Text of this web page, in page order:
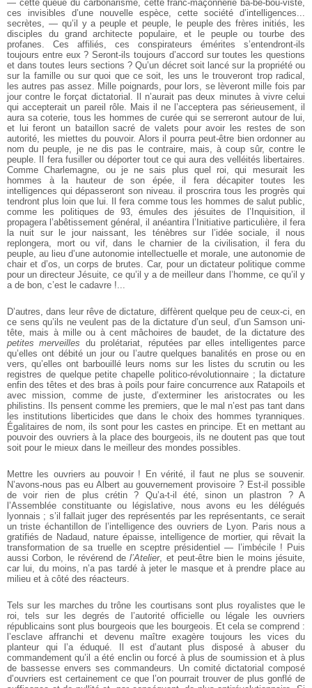
— cette queue du carbonarisme, cette franc-maçonnerie ba-bé-bou-viste,
ces invisibles d’une nouvelle espèce, cette société d’intelligences...
secrètes, — qu’il y a peuple et peuple, le peuple des frères initiés, les
disciples du grand architecte populaire, et le peuple ou tourbe des
profanes. Ces affiliés, ces conspirateurs émérites s’entendront-ils
toujours entre eux ? Seront-ils toujours d’accord sur toutes les questions
et dans toutes leurs sections ? Qu’un décret soit lancé sur la propriété ou
sur la famille ou sur quoi que ce soit, les uns le trouveront trop radical,
les autres pas assez. Mille poignards, pour lors, se lèveront mille fois par
jour contre le forçat dictatorial. Il n’aurait pas deux minutes à vivre celui
qui accepterait un pareil rôle. Mais il ne l’acceptera pas sérieusement, il
aura sa coterie, tous les hommes de curée qui se serreront autour de lui,
et lui feront un bataillon sacré de valets pour avoir les restes de son
autorité, les miettes du pouvoir. Alors il pourra peut-être bien ordonner au
nom du peuple, je ne dis pas le contraire, mais, à coup sûr, contre le
peuple. Il fera fusiller ou déporter tout ce qui aura des velléités libertaires.
Comme Charlemagne, ou je ne sais plus quel roi, qui mesurait les
hommes à la hauteur de son épée, il fera décapiter toutes les
intelligences qui dépasseront son niveau. il proscrira tous les progrès qui
tendront plus loin que lui. Il fera comme tous les hommes de salut public,
comme les politiques de 93, émules des jésuites de l’Inquisition, il
propagera l’abêtissement général, il anéantira l’Initiative particulière, il fera
la nuit sur le jour naissant, les ténèbres sur l’idée sociale, il nous
replongera, mort ou vif, dans le charnier de la civilisation, il fera du
peuple, au lieu d’une autonomie intellectuelle et morale, une autonomie de
chair et d’os, un corps de brutes. Car, pour un dictateur politique comme
pour un directeur Jésuite, ce qu’il y a de meilleur dans l’homme, ce qu’il y
a de bon, c’est le cadavre !...
D’autres, dans leur rêve de dictature, diffèrent quelque peu de ceux-ci, en
ce sens qu’ils ne veulent pas de la dictature d’un seul, d’un Samson uni-
tête, mais à mille ou à cent mâchoires de baudet, de la dictature des
petites merveilles du prolétariat, réputées par elles intelligentes parce
qu’elles ont débité un jour ou l’autre quelques banalités en prose ou en
vers, qu’elles ont barbouillé leurs noms sur les listes du scrutin ou les
registres de quelque petite chapelle politico-révolutionnaire ; la dictature
enfin des têtes et des bras à poils pour faire concurrence aux Ratapoils et
avec mission, comme de juste, d’exterminer les aristocrates ou les
philistins. Ils pensent comme les premiers, que le mal n’est pas tant dans
les institutions liberticides que dans le choix des hommes tyranniques.
Égalitaires de nom, ils sont pour les castes en principe. Et en mettant au
pouvoir des ouvriers à la place des bourgeois, ils ne doutent pas que tout
soit pour le mieux dans le meilleur des mondes possibles.
Mettre les ouvriers au pouvoir ! En vérité, il faut ne plus se souvenir.
N’avons-nous pas eu Albert au gouvernement provisoire ? Est-il possible
de voir rien de plus crétin ? Qu’a-t-il été, sinon un plastron ? A
l’Assemblée constituante ou législative, nous avons eu les délégués
lyonnais ; s’il fallait juger des représentés par les représentants, ce serait
un triste échantillon de l’intelligence des ouvriers de Lyon. Paris nous a
gratifiés de Nadaud, nature épaisse, intelligence de mortier, qui rêvait la
transformation de sa truelle en sceptre présidentiel — l’imbécile ! Puis
aussi Corbon, le révérend del’Atelier, et peut-être bien le moins jésuite,
car lui, du moins, n’a pas tardé à jeter le masque et à prendre place au
milieu et à côté des réacteurs.
Tels sur les marches du trône les courtisans sont plus royalistes que le
roi, tels sur les degrés de l’autorité officielle ou légale les ouvriers
républicains sont plus bourgeois que les bourgeois. Et cela se comprend :
l’esclave affranchi et devenu maître exagère toujours les vices du
planteur qui l’a éduqué. Il est d’autant plus disposé à abuser du
commandement qu’il a été enclin ou forcé à plus de soumission et à plus
de bassesse envers ses commandeurs. Un comité dictatorial composé
d’ouvriers est certainement ce que l’on pourrait trouver de plus gonflé de